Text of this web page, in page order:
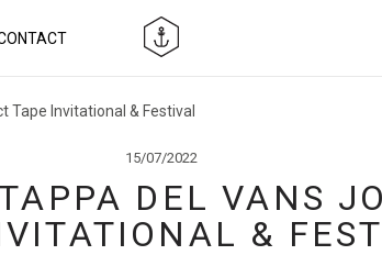
Tape Invitational & Festival
15/07/2022
DEL VANS
&